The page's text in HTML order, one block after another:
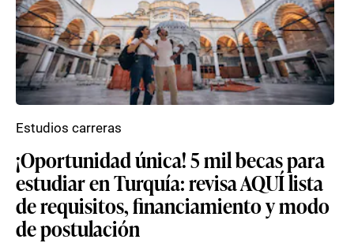
¡Oportunidad única! 5 mil becas para
estudiar en Turquía: revisa AQUÍ lista
de requisitos, financiamiento y modo
de postulación
Estudios carreras